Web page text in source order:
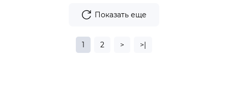
Показать еще
1 2 > >|